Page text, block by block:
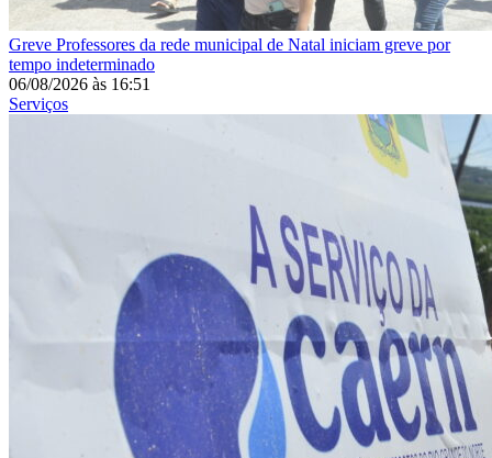
Greve Professores da rede municipal de Natal iniciam greve por
tempo indeterminado
06/08/2026 às 16:51
Serviços